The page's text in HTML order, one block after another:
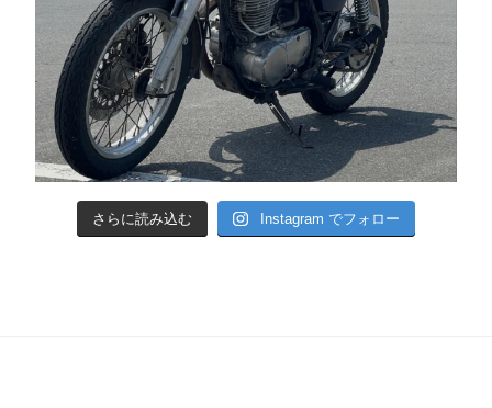
さらに読み込む Instagram でフォロー